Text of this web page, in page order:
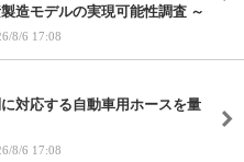
造モデルの実現可能性調査 ～
8/6 17:08
対応する自動車用ホースを量
8/6 17:08